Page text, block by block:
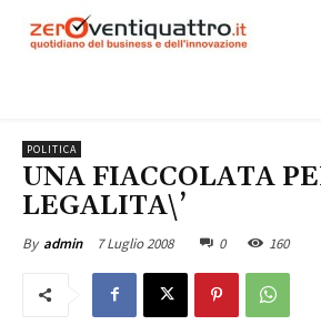
POLITICA
UNA FIACCOLATA
LEGALITA\’
By admin 7 Luglio 2008 0 160